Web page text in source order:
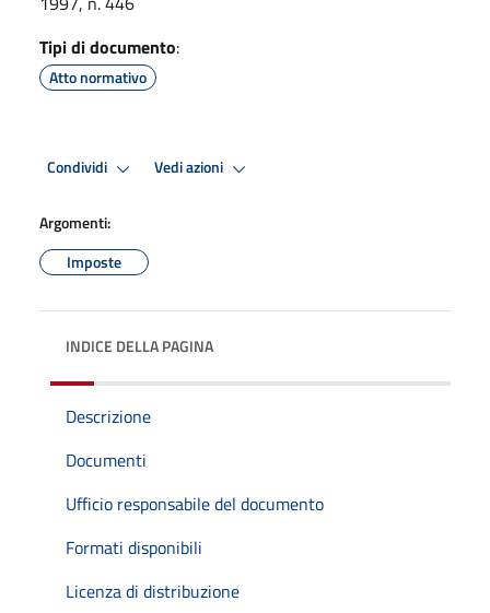
Tipi di documento:
Atto normativo
Condividi Vedi azioni
Argomenti:
Imposte
INDICE DELLA PAGINA
Descrizione
Documenti
Ufficio responsabile del documento
Formati disponibili
Licenza di distribuzione